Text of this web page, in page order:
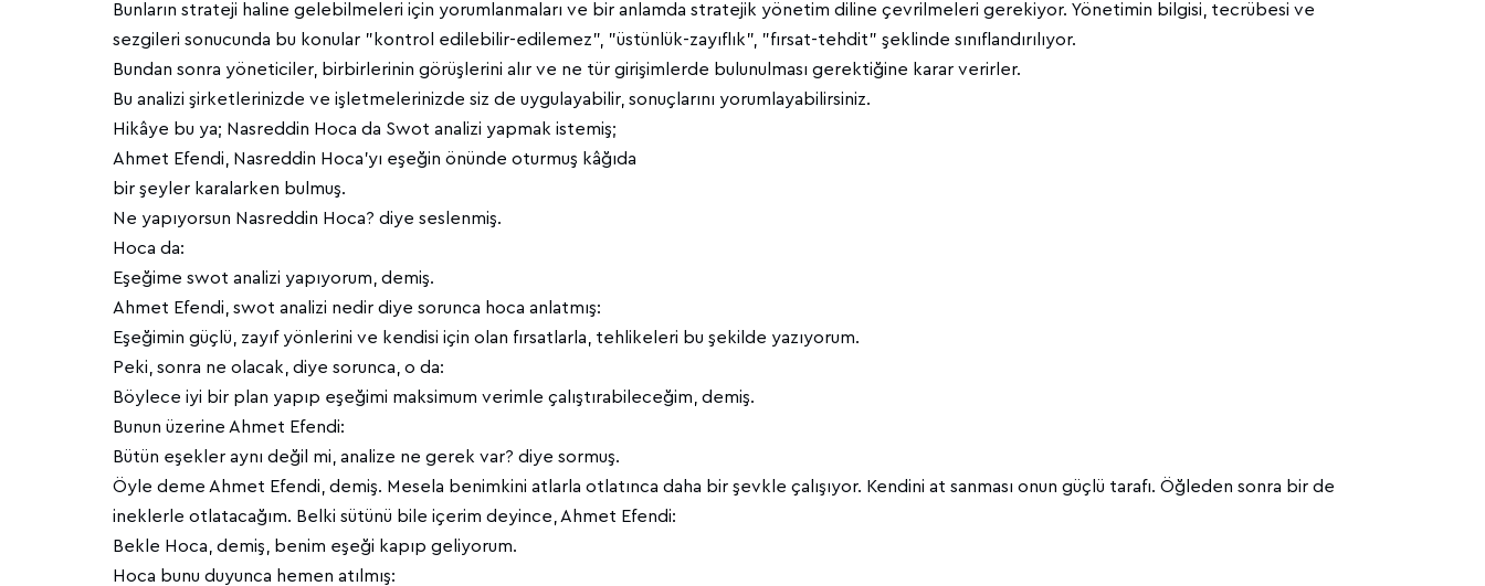
Bunların strateji haline gelebilmeleri için yorumlanmaları ve bir anlamda stratejik yönetim diline çevrilmeleri gerekiyor. Yönetimin bilgisi, tecrübesi ve
sezgileri sonucunda bu konular "kontrol edilebilir-edilemez", "üstünlük-zayıflık", "fırsat-tehdit" şeklinde sınıflandırılıyor.
Bundan sonra yöneticiler, birbirlerinin görüşlerini alır ve ne tür girişimlerde bulunulması gerektiğine karar verirler.
Bu analizi şirketlerinizde ve işletmelerinizde siz de uygulayabilir, sonuçlarını yorumlayabilirsiniz.
Hikâye bu ya; Nasreddin Hoca da Swot analizi yapmak istemiş;
Ahmet Efendi, Nasreddin Hoca’yı eşeğin önünde oturmuş kâğıda
bir şeyler karalarken bulmuş.
Ne yapıyorsun Nasreddin Hoca? diye seslenmiş.
Hoca da:
Eşeğime swot analizi yapıyorum, demiş.
Ahmet Efendi, swot analizi nedir diye sorunca hoca anlatmış:
Eşeğimin güçlü, zayıf yönlerini ve kendisi için olan fırsatlarla, tehlikeleri bu şekilde yazıyorum.
Peki, sonra ne olacak, diye sorunca, o da:
Böylece iyi bir plan yapıp eşeğimi maksimum verimle çalıştırabileceğim, demiş.
Bunun üzerine Ahmet Efendi:
Bütün eşekler aynı değil mi, analize ne gerek var? diye sormuş.
Öyle deme Ahmet Efendi, demiş. Mesela benimkini atlarla otlatınca daha bir şevkle çalışıyor. Kendini at sanması onun güçlü tarafı. Öğleden sonra bir de
ineklerle otlatacağım. Belki sütünü bile içerim deyince, Ahmet Efendi:
Bekle Hoca, demiş, benim eşeği kapıp geliyorum.
Hoca bunu duyunca hemen atılmış: